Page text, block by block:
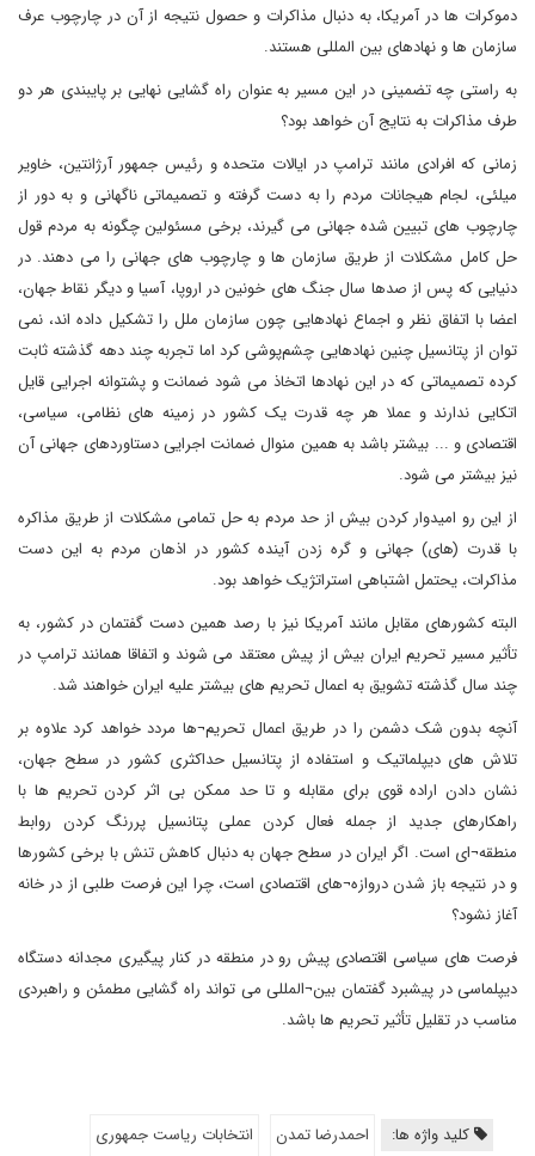
دموکرات ها در آمریکا، به دنبال مذاکرات و حصول نتیجه از آن در چارچوب عرف
سازمان ها و نهادهای بین المللی هستند.
به راستی چه تضمینی در این مسیر به عنوان راه گشایی نهایی بر پایبندی هر دو
طرف مذاکرات به نتایج آن خواهد بود؟
زمانی که افرادی مانند ترامپ در ایالات متحده و رئیس جمهور آرژانتین، خاویر
میلئی، لجام هیجانات مردم را به دست گرفته و تصمیماتی ناگهانی و به دور از
چارچوب های تبیین شده جهانی می گیرند، برخی مسئولین چگونه به مردم قول
حل کامل مشکلات از طریق سازمان ها و چارچوب های جهانی را می دهند. در
دنیایی که پس از صدها سال جنگ های خونین در اروپا، آسیا و دیگر نقاط جهان،
اعضا با اتفاق نظر و اجماع نهادهایی چون سازمان ملل را تشکیل داده اند، نمی
توان از پتانسیل چنین نهادهایی چشم‌پوشی کرد اما تجربه چند دهه گذشته ثابت
کرده تصمیماتی که در این نهادها اتخاذ می شود ضمانت و پشتوانه اجرایی قایل
اتکایی ندارند و عملا هر چه قدرت یک کشور در زمینه های نظامی، سیاسی،
اقتصادی و ... بیشتر باشد به همین منوال ضمانت اجرایی دستاوردهای جهانی آن
نیز بیشتر می شود.
از این رو امیدوار کردن بیش از حد مردم به حل تمامی مشکلات از طریق مذاکره
با قدرت (های) جهانی و گره زدن آینده کشور در اذهان مردم به این دست
مذاکرات، یحتمل اشتباهی استراتژیک خواهد بود.
البته کشورهای مقابل مانند آمریکا نیز با رصد همین دست گفتمان در کشور، به
تأثیر مسیر تحریم ایران بیش از پیش معتقد می شوند و اتفاقا همانند ترامپ در
چند سال گذشته تشویق به اعمال تحریم های بیشتر علیه ایران خواهند شد.
آنچه بدون شک دشمن را در طریق اعمال تحریم¬ها مردد خواهد کرد علاوه بر
تلاش های دیپلماتیک و استفاده از پتانسیل حداکثری کشور در سطح جهان،
نشان دادن اراده قوی برای مقابله و تا حد ممکن بی اثر کردن تحریم ها با
راهکارهای جدید از جمله فعال کردن عملی پتانسیل پررنگ کردن روابط
منطقه¬ای است. اگر ایران در سطح جهان به دنبال کاهش تنش با برخی کشورها
و در نتیجه باز شدن دروازه¬های اقتصادی است، چرا این فرصت طلبی از در خانه
آغاز نشود؟
فرصت های سیاسی اقتصادی پیش رو در منطقه در کنار پیگیری مجدانه دستگاه
دیپلماسی در پیشبرد گفتمان بین¬المللی می تواند راه گشایی مطمئن و راهبردی
مناسب در تقلیل تأثیر تحریم ها باشد.
کلید واژه ها: احمدرضا تمدن انتخابات ریاست جمهوری